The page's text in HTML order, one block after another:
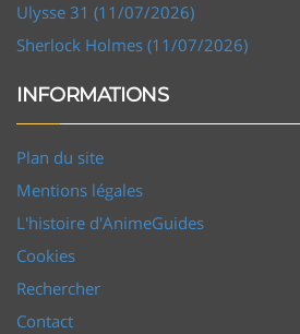
Ulysse 31 (11/07/2026)
Sherlock Holmes (11/07/2026)
INFORMATIONS
Plan du site
Mentions légales
L'histoire d'AnimeGuides
Cookies
Rechercher
Contact